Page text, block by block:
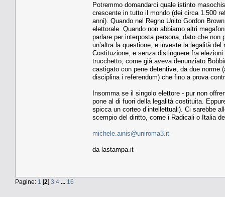
Potremmo domandarci quale istinto
crescente in tutto il mondo (dei circa 1.500
anni). Quando nel Regno Unito Gordon
elettorale. Quando non abbiamo altri
parlare per interposta persona, dato che
un’altra la questione, e investe la legalità
Costituzione; e senza distinguere fra
trucchetto, come già aveva denunziato
castigato con pene detentive, da due norme
disciplina i referendum) che fino a prova
Insomma se il singolo elettore - pur non
pone al di fuori della legalità costituita.
spicca un corteo d’intellettuali). Ci sarebbe
scempio del diritto, come i Radicali o Italia
michele.ainis@uniroma3.it
da lastampa.it
Pagine: 1 [2] 3 4 ... 16